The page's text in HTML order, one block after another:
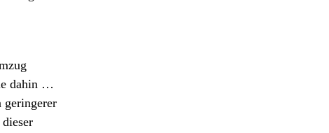
dahin …
geringerer